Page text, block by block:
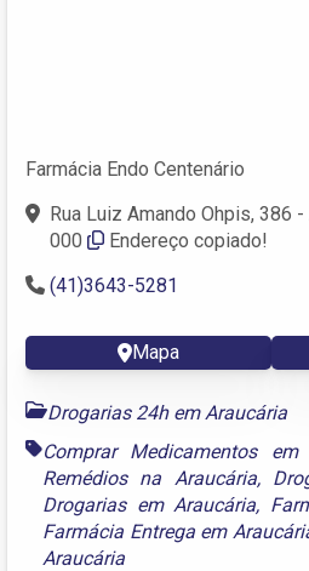
Farmácia Endo Centenário
Rua Luiz Amando Ohpis, 386
000
Endereço copiado!
(41)3643-5281
Mapa
Drogarias 24h em Araucária
Comprar Medicamentos em
Remédios na Araucária,
Drogarias em Araucária,
Farmácia Entrega em
Araucária